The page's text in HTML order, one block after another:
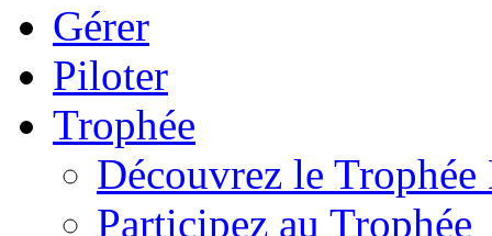
Gérer
Piloter
Trophée
Découvrez le
Participez au Trophée